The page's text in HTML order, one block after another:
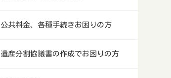
公共料金、各種手続きお困りの方
遺産分割協議書の作成でお困りの方